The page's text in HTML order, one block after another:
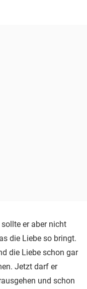
er aber nicht
die Liebe so bringt.
die Liebe schon gar
Jetzt darf er
und schon